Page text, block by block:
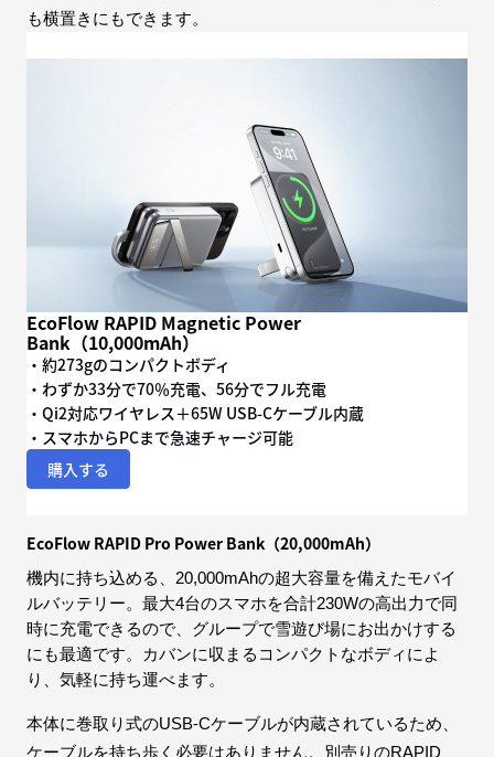
も横置きにもできます。
EcoFlow RAPID Magnetic Power
Bank（10,000mAh）
・約273gのコンパクトボディ
・わずか33分で70％充電、56分でフル充電
・Qi2対応ワイヤレス＋65W USB-Cケーブル内蔵
購入する
EcoFlow RAPID Pro Power Bank（20,000mAh）
機内に持ち込める、20,000mAhの超大容量を備えたモバイ
ルバッテリー。最大4台のスマホを合計230Wの高出力で同
時に充電できるので、グループで雪遊び場にお出かけする
にも最適です。カバンに収まるコンパクトなボディによ
り、気軽に持ち運べます。
本体に巻取り式のUSB-Cケーブルが内蔵されているため、
ケーブルを持ち歩く必要はありません。別売りのRAPID